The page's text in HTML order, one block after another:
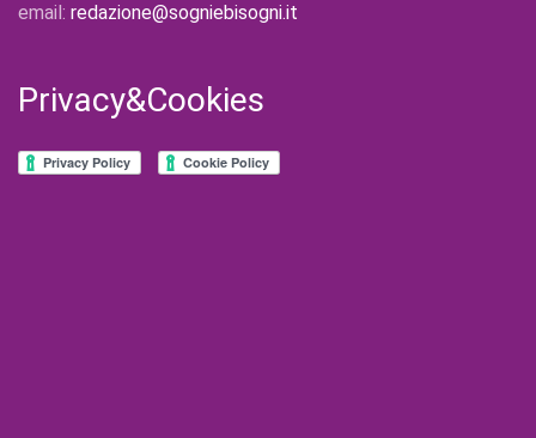
email: redazione@sogniebisogni.it
Privacy&Cookies